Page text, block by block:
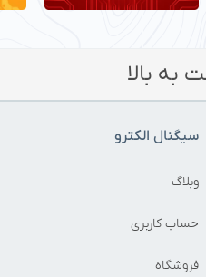
به بالا
سیگنال الکترو
وبلاگ
حساب کاربری
فروشگاه